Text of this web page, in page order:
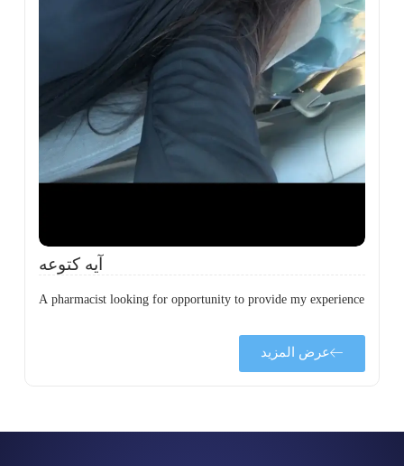
آيه كتوعه
A pharmacist looking for opportunity to provide my experience
عرض المزيد